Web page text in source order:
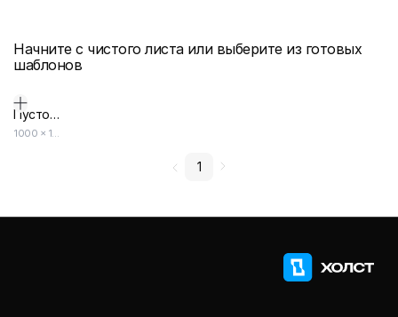
Начните с чистого листа или выберите из готовых
шаблонов
Пустой дизайн-макет
1000 × 1500
1